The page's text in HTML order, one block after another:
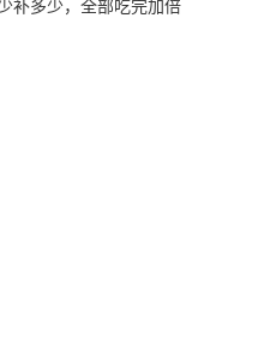
补多少，全部吃完加倍